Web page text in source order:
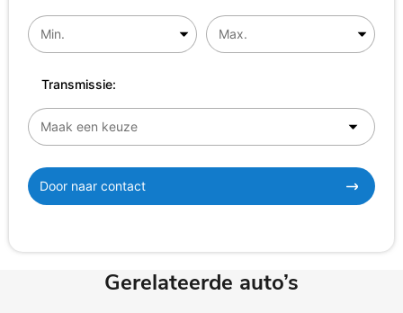
Transmissie:
Door naar contact
Gerelateerde auto’s